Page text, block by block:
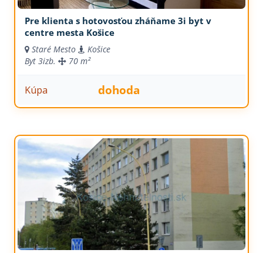
Pre klienta s hotovosťou zháňame 3i byt v
centre mesta Košice
Staré Mesto
Košice
Byt 3izb. 70 m²
Kúpa dohoda